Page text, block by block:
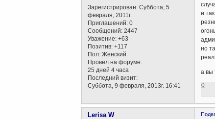
Зарегистрирован: Суббота, 5
февраля, 2011г.
Приглашений: 0
Сообщений: 2447
Уважение: +63
Позитив: +117
Пол: Женский
Провел на форуме:
25 дней 4 часа
Последний визит:
Суббота, 9 февраля, 2013г. 16:41
и
но
а вы
0
Lerisa W